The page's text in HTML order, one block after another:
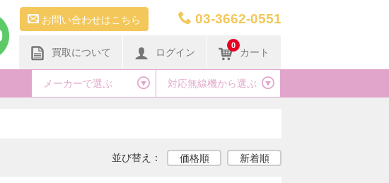
お問い合わせはこちら 03-3662-0551
買取について ログイン
0
カート
メーカーで選ぶ 対応無線機から選ぶ
並び替え： 価格順 新着順